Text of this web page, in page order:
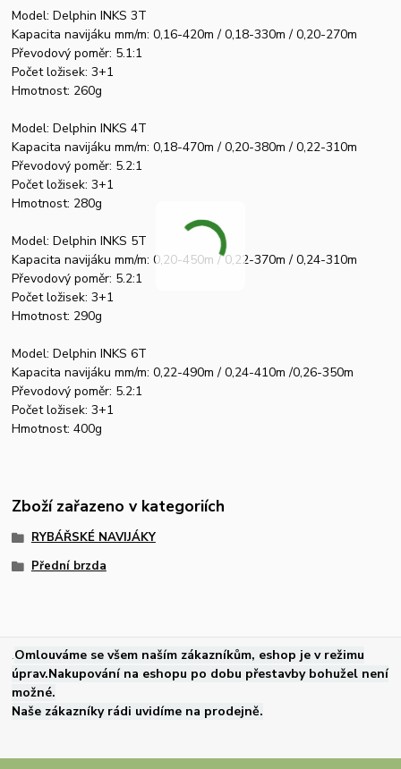
Model: Delphin INKS 3T
Kapacita navijáku mm/m: 0,16-420m / 0,18-330m / 0,20-270m
Převodový poměr: 5.1:1
Počet ložisek: 3+1
Hmotnost: 260g
Model: Delphin INKS 4T
Kapacita navijáku mm/m: 0,18-470m / 0,20-380m / 0,22-310m
Převodový poměr: 5.2:1
Počet ložisek: 3+1
Hmotnost: 280g
Model: Delphin INKS 5T
Kapacita navijáku mm/m: 0,20-450m / 0,22-370m / 0,24-310m
Převodový poměr: 5.2:1
Počet ložisek: 3+1
Hmotnost: 290g
Model: Delphin INKS 6T
Kapacita navijáku mm/m: 0,22-490m / 0,24-410m /0,26-350m
Převodový poměr: 5.2:1
Počet ložisek: 3+1
Hmotnost: 400g
Zboží zařazeno v kategoriích
RYBÁŘSKÉ NAVIJÁKY
Přední brzda
.Omlouváme se všem naším zákazníkům, eshop je v režimu
úprav.Nakupování na eshopu po dobu přestavby bohužel není
možné.
Naše zákazníky rádi uvidíme na prodejně.